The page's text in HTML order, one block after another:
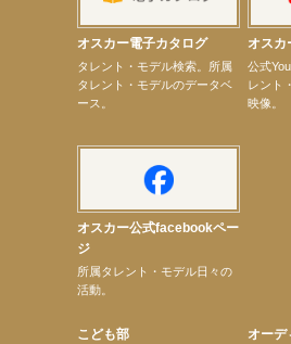
【elfin’】【小倉舞子】8月9日（日）「MxM’s produce
【elfin’】【辻美優】8月28日（金）「辻美優(elfin’)グレイ
【elfin’】9月27日（日）「Beauty Voice Theater Reboot
オスカー電子カタログ
タレント・モデル検索。所属
タレント・モデルのデータベ
ース。
オスカ
公式
レント
映像。
オスカー公式facebookペー
ジ
所属タレント・モデル日々の
活動。
こども部 オーデ